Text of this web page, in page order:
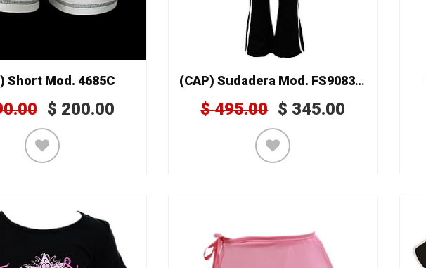
Short Mod. 4685C
$ 200.00
(CAP) Sudadera Mod. FS9083CP
$495.00 $ 345.00